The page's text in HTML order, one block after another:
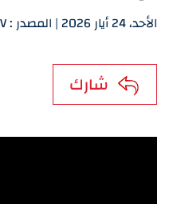
الأحد، 24 أيار 2026 | المصدر : REDTV
شارك